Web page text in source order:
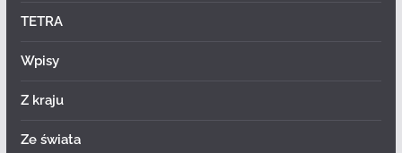
TETRA
Wpisy
Z kraju
Ze świata